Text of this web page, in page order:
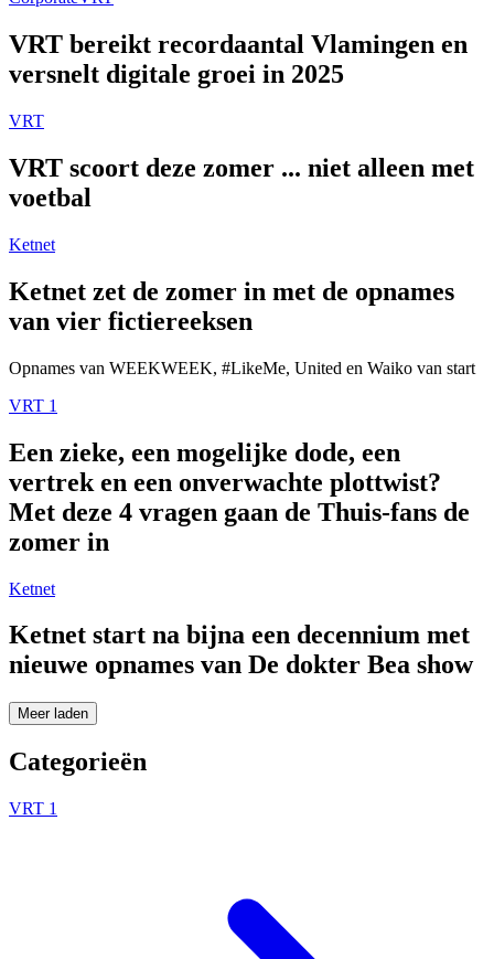
VRT bereikt recordaantal Vlamingen en
versnelt digitale groei in 2025
VRT
VRT scoort deze zomer ... niet alleen met
voetbal
Ketnet
Ketnet zet de zomer in met de opnames
van vier fictiereeksen
Opnames van WEEKWEEK, #LikeMe, United en Waiko van start
VRT 1
Een zieke, een mogelijke dode, een
vertrek en een onverwachte plottwist?
Met deze 4 vragen gaan de Thuis-fans de
zomer in
Ketnet
Ketnet start na bijna een decennium met
nieuwe opnames van De dokter Bea show
Meer laden
Categorieën
VRT 1